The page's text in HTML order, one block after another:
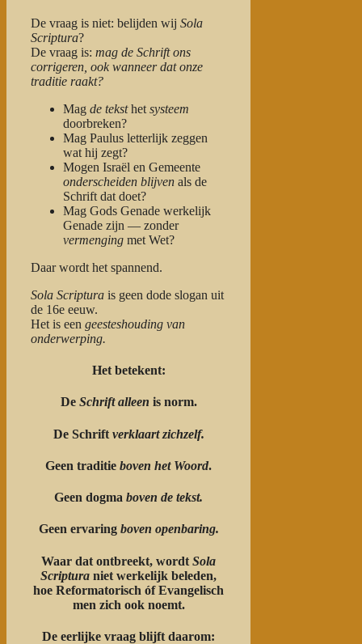
De vraag is niet: belijden wij Sola
Scriptura?
De vraag is: mag de Schrift ons
corrigeren, ook wanneer dat onze
traditie raakt?
Mag de teksthet systeem
doorbreken?
Mag Paulus letterlijk zeggen
wat hij zegt?
Mogen Israël en Gemeente
onderscheiden blijven als de
Schrift dat doet?
Mag Gods Genade werkelijk
Genade zijn — zonder
vermenging met Wet?
Daar wordt het spannend.
Sola Scriptura is geen dode slogan uit
de 16e eeuw.
Het is een geesteshouding van
onderwerping.
Het betekent:
DeSchrift alleen is norm.
De Schrift verklaart zichzelf.
Geen traditieboven het Woord.
Geen dogmaboven de tekst.
Geen ervaring boven openbaring.
Waar dat ontbreekt, wordtSola
Scriptura niet werkelijk beleden,
hoe Reformatorisch óf Evangelisch
men zich ook noemt.
De eerlijke vraag blijft daarom: